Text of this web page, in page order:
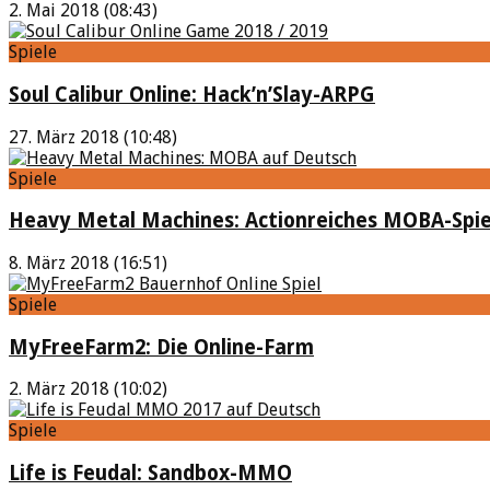
2. Mai 2018 (08:43)
Spiele
Soul Calibur Online: Hack’n’Slay-ARPG
27. März 2018 (10:48)
Spiele
Heavy Metal Machines: Actionreiches MOBA-
8. März 2018 (16:51)
Spiele
MyFreeFarm2: Die Online-Farm
2. März 2018 (10:02)
Spiele
Life is Feudal: Sandbox-MMO